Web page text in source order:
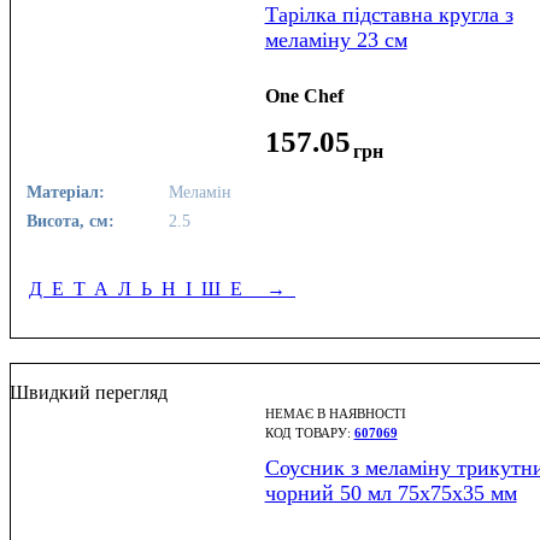
Тарілка підставна кругла з
меламіну 23 см
One Chef
157.05грн
Матеріал:
Меламін
Висота, см:
2.5
ДЕТАЛЬНІШЕ →
Швидкий перегляд
НЕМАЄ В НАЯВНОСТІ
607069
Соусник з меламіну
чорний 50 мл 75х75х35 мм